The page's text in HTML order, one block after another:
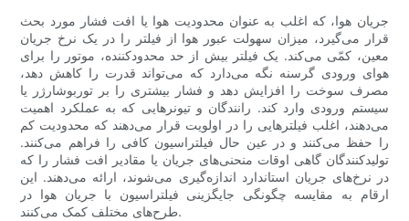
جریان هوا، که اغلب به عنوان محدودیت هوا یا افت فشار مورد بحث
قرار می‌گیرد، میزان سهولت عبور هوا از فیلتر را در یک نرخ جریان
معین، کمّی می‌کند. یک فیلتر بیش از حد محدودکننده، موتور را برای
هوای ورودی گرسنه نگه می‌دارد که می‌تواند قدرت را کاهش دهد،
مصرف سوخت را افزایش دهد و فشار بیشتری را بر توربوشارژر یا
سیستم ورودی وارد کند. رانندگان و تیونرهایی که به عملکرد اهمیت
می‌دهند، اغلب فیلترهایی را در اولویت قرار می‌دهند که محدودیت کم
را حفظ می‌کنند و در عین حال فیلتراسیون کافی را فراهم می‌کنند.
تولیدکنندگان گاهی اوقات منحنی‌های جریان یا مقادیر افت فشار را که
در نرخ‌های جریان استاندارد اندازه‌گیری می‌شوند، ارائه می‌دهند. این
ارقام به مقایسه چگونگی جایگزینی فیلتراسیون با جریان هوا در
طرح‌های مختلف کمک می‌کنند.